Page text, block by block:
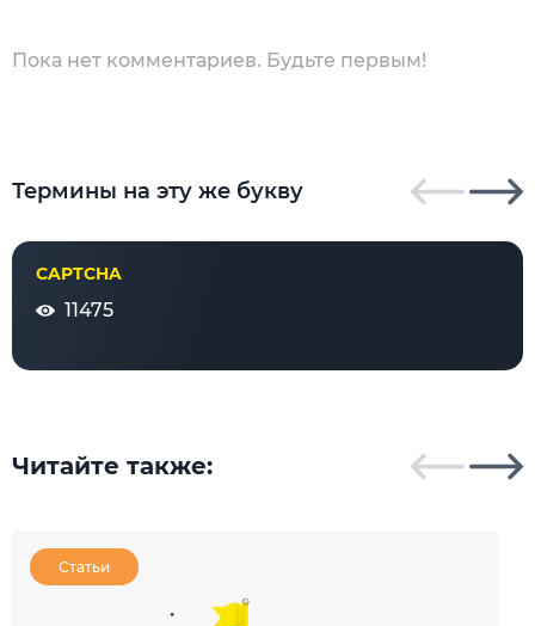
Пока нет комментариев. Будьте первым!
Термины на эту же букву
CAPTCHA
11475
Читайте также:
Статьи